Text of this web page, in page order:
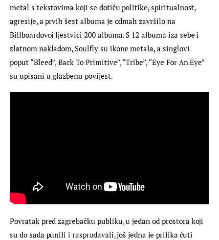
metal s tekstovima koji se dotiču politike, spiritualnost,
agresije, a prvih šest albuma je odmah završilo na
Billboardovoj ljestvici 200 albuma. S 12 albuma iza sebe i
zlatnom nakladom, Soulfly su ikone metala, a singlovi
poput “Bleed”, Back To Primitive”, “Tribe”, “Eye For An Eye”
su upisani u glazbenu povijest.
Povratak pred zagrebačku publiku, u jedan od prostora koji
su do sada punili i rasprodavali, još jedna je prilika čuti